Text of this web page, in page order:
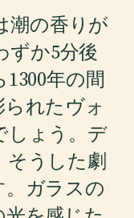
潮の香りが
ずか5分後
年の間
れたヴォ
しょう。デ
そうした劇
ガラスの